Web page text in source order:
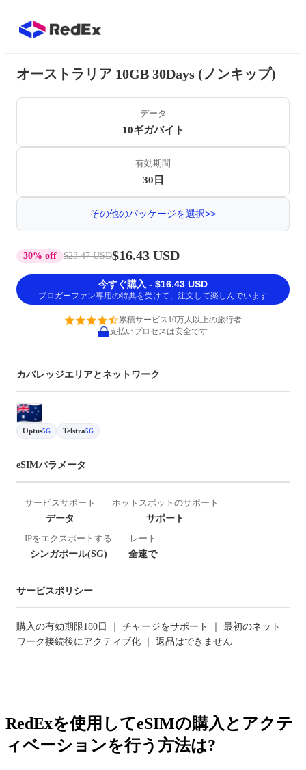
オーストラリア 10GB 30Days (ノンキップ)
データ
10ギガバイト
有効期間
30日
その他のパッケージを選択>>
30% off $23.47 USD$16.43 USD
今すぐ購入 - $16.43 USD
ブロガーファン専用の特典を受けて、注文して楽しんでいます
累積サービス10万人以上の旅行者
支払いプロセスは安全です
カバレッジエリアとネットワーク
Optus5G Telstra5G
eSIMパラメータ
サービスサポート
データ
ホットスポットのサポート
サポート
IPをエクスポートする
シンガポール(SG)
レート
全速で
サービスポリシー
購入の有効期限180日 ｜ チャージをサポート ｜ 最初のネット
ワーク接続後にアクティブ化 ｜ 返品はできません
RedExを使用してeSIMの購入とアクテ
ィベーションを行う方法は?